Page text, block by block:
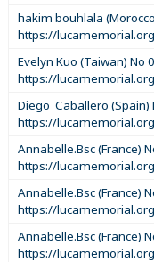
hakim bouhlala
https://
Evelyn Kuo (Taiwan) No
https://
Diego_Caballero (Spain)
https://
Annabelle.Bsc (France)
https://
Annabelle.Bsc (France)
https://
Annabelle.Bsc (France)
https://